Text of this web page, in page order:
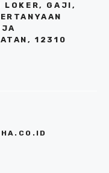
LOKER, GAJI,
12310